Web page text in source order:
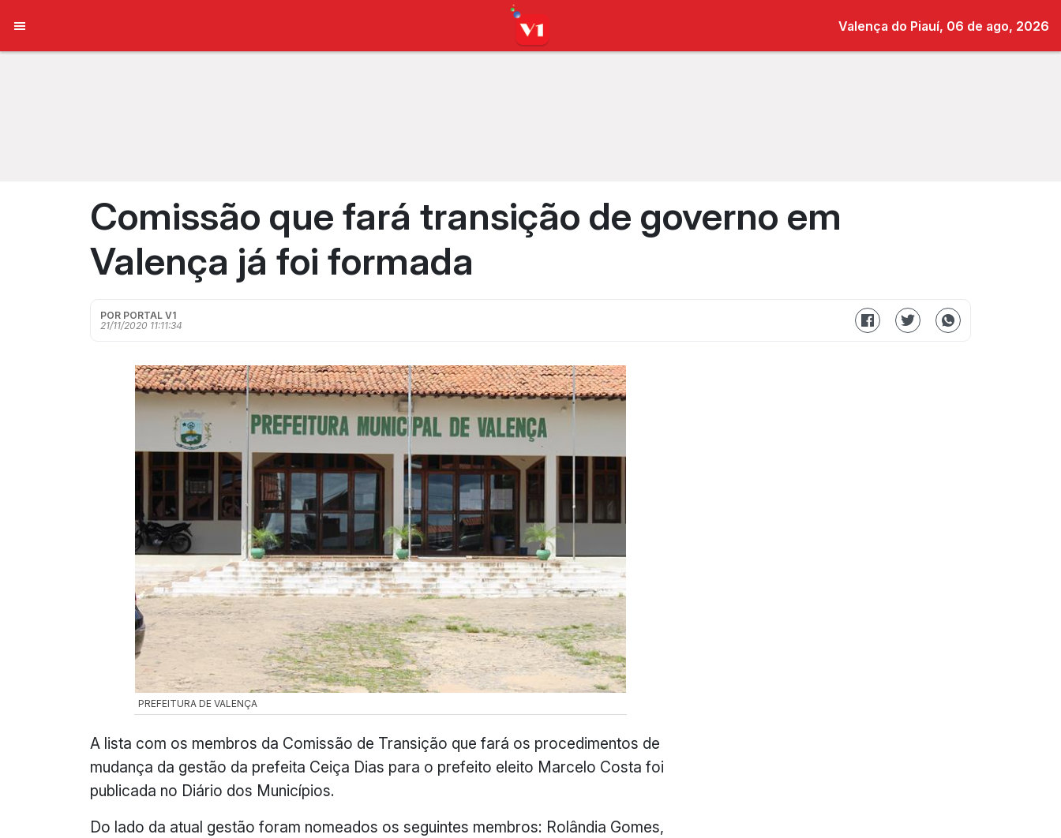
Valença do Piauí, 06 de ago, 2026
Comissão que fará transição de governo em
Valença já foi formada
POR PORTAL V1
21/11/2020 11:11:34
PREFEITURA DE VALENÇA
A lista com os membros da Comissão de Transição que fará os procedimentos de
mudança da gestão da prefeita Ceiça Dias para o prefeito eleito Marcelo Costa foi
publicada no Diário dos Municípios.
Do lado da atual gestão foram nomeados os seguintes membros: Rolândia Gomes,